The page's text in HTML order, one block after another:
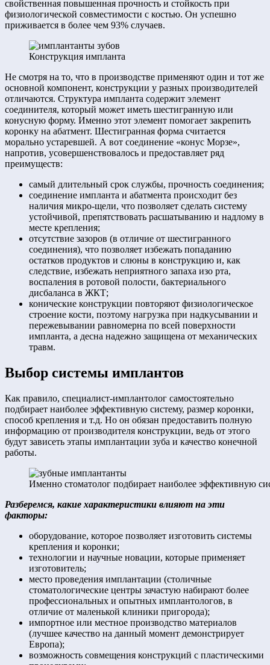
свойственная повышенная прочность и стойкость при
физиологической совместимости с костью. Он успешно
приживается в более чем 93% случаев.
Конструкция импланта
Не смотря на то, что в производстве применяют один и тот же
основной компонент, конструкции у разных производителей
отличаются. Структура импланта содержит элемент
соединителя, который может иметь шестигранную или
конусную форму. Именно этот элемент помогает закрепить
коронку на абатмент. Шестигранная форма считается
морально устаревшей. А вот соединение «конус Морзе»,
напротив, усовершенствовалось и предоставляет ряд
преимуществ:
самый длительный срок службы, прочность соединения;
соединение импланта и абатмента происходит без
наличия микро-щели, что позволяет сделать систему
устойчивой, препятствовать расшатыванию и надлому в
месте крепления;
отсутствие зазоров (в отличие от шестигранного
соединения), что позволяет избежать попаданию
остатков продуктов и слюны в конструкцию и, как
следствие, избежать неприятного запаха изо рта,
воспаления в ротовой полости, бактериального
дисбаланса в ЖКТ;
конические конструкции повторяют физиологическое
строение кости, поэтому нагрузка при надкусывании и
пережевывании равномерна по всей поверхности
импланта, а десна надежно защищена от механических
травм.
Выбор системы имплантов
Как правило, специалист-имплантолог самостоятельно
подбирает наиболее эффективную систему, размер коронки,
способ крепления и т.д. Но он обязан предоставить полную
информацию от производителя конструкции, ведь от этого
будут зависеть этапы имплантации зуба и качество конечной
работы.
Именно стоматолог подбирает наиболее эффективную
Разберемся, какие характеристики влияют на эти
факторы:
оборудование, которое позволяет изготовить системы
крепления и коронки;
технологии и научные новации, которые применяет
изготовитель;
место проведения имплантации (столичные
стоматологические центры зачастую набирают более
профессиональных и опытных имплантологов, в
отличие от маленькой клиники пригорода);
импортное или местное производство материалов
(лучшее качество на данный момент демонстрирует
Европа);
возможность совмещения конструкций с пластическими